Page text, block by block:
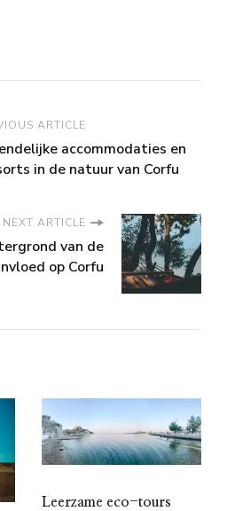
ARTICLE
accommodaties en
in de natuur van Corfu
NEXT ARTICLE
van de
op Corfu
Leerzame eco-tours